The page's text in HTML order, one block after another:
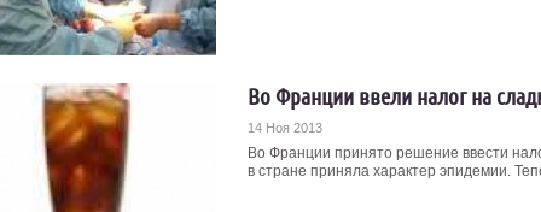
Во Франции ввели налог на
14 Ноя 2013
Во Франции принято решение ввести
в стране приняла характер эпидемии.